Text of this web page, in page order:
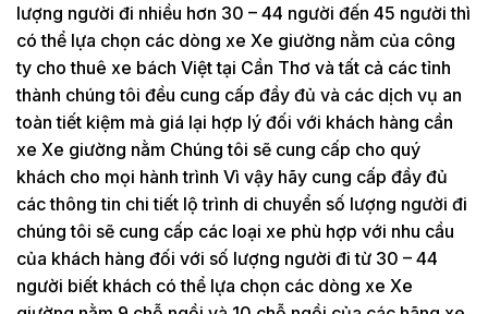
lượng người đi nhiều hơn 30 – 44 người đến 45 người thì
có thể lựa chọn các dòng xe Xe giường nằm của công
ty cho thuê xe bách Việt tại Cần Thơ và tất cả các tỉnh
thành chúng tôi đều cung cấp đầy đủ và các dịch vụ an
toàn tiết kiệm mà giá lại hợp lý đối với khách hàng cần
xe Xe giường nằm Chúng tôi sẽ cung cấp cho quý
khách cho mọi hành trình Vì vậy hãy cung cấp đầy đủ
các thông tin chi tiết lộ trình di chuyển số lượng người đi
chúng tôi sẽ cung cấp các loại xe phù hợp với nhu cầu
của khách hàng đối với số lượng người đi từ 30 – 44
người biết khách có thể lựa chọn các dòng xe Xe